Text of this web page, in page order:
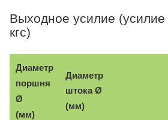
Выходное усилие
кгс)
Диаметр
поршня
Ø
(мм)
Диаметр
штокаØ
(мм)